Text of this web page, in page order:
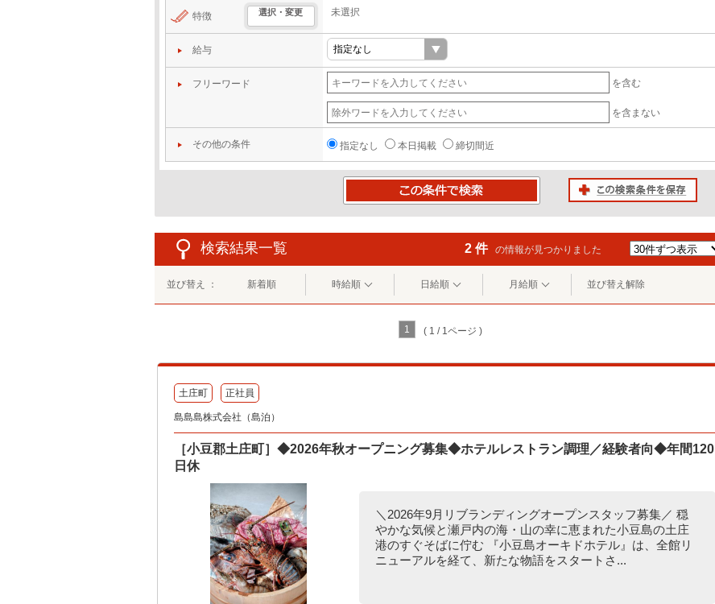
特徴 選択・変更 未選択
給与
フリーワード を含む
を含まない
その他の条件 指定なし 本日掲載 締切間近
検索結果一覧 2 件 の情報が見つかりました
並び替え ： 新着順 時給順 日給順 月給順 並び替え解除
1 ( 1 / 1ページ )
土庄町 正社員
島島島株式会社（島泊）
［小豆郡土庄町］◆2026年秋オープニング募集◆ホテルレストラン調理／経験者向◆年間120
日休
＼2026年9月リブランディングオープンスタッフ募集／ 穏
やかな気候と瀬戸内の海・山の幸に恵まれた小豆島の土庄
港のすぐそばに佇む 『小豆島オーキドホテル』は、全館リ
ニューアルを経て、新たな物語をスタートさ...